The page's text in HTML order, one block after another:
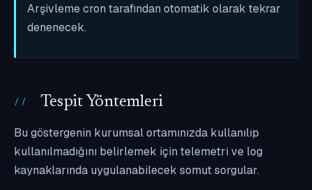
Arşivleme cron tarafından otomatik olarak tekrar
denenecek.
Tespit Yöntemleri
Bu göstergenin kurumsal ortamınızda kullanılıp
kullanılmadığını belirlemek için telemetri ve log
kaynaklarında uygulanabilecek somut sorgular.